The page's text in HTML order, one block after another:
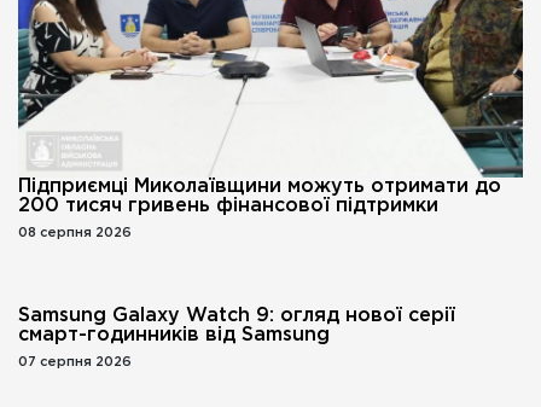
Підприємці Миколаївщини можуть отримати до
200 тисяч гривень фінансової підтримки
08 серпня 2026
Samsung Galaxy Watch 9: огляд нової серії
смарт-годинників від Samsung
07 серпня 2026